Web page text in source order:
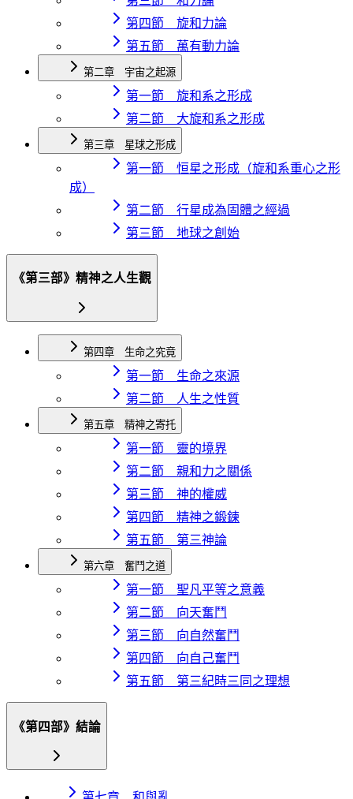
第四節 旋和力論
第五節 萬有動力論
第二章 宇宙之起源
第一節 旋和系之形成
第二節 大旋和系之形成
第三章 星球之形成
第一節 恒星之形成（旋和系重心之形
成）
第二節 行星成為固體之經過
第三節 地球之創始
《第三部》精神之人生觀
第四章 生命之究竟
第一節 生命之來源
第二節 人生之性質
第五章 精神之寄托
第一節 靈的境界
第二節 親和力之關係
第三節 神的權威
第四節 精神之鍛鍊
第五節 第三神論
第六章 奮鬥之道
第一節 聖凡平等之意義
第二節 向天奮鬥
第三節 向自然奮鬥
第四節 向自己奮鬥
第五節 第三紀時三同之理想
《第四部》結論